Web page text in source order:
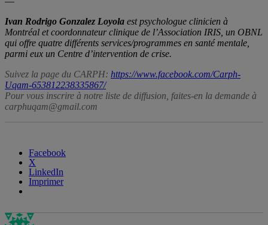
Ivan Rodrigo Gonzalez Loyola est psychologue clinicien à
Montréal et coordonnateur clinique de l’Association IRIS, un OBNL
qui offre quatre différents services/programmes en santé mentale,
parmi eux un Centre d’intervention de crise.
Suivez la page du CARPH: https://www.facebook.com/Carph-
Uqam-653812238335867/
Pour vous inscrire à notre liste de diffusion, faites-en la demande à
carphuqam@gmail.com
Facebook
X
LinkedIn
Imprimer